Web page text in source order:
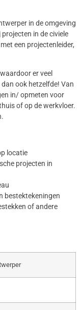
in de omgeving
in de civiele
een projectenleider,
er veel
ook hetzelfde! Van
in/ opmeten voor
of op de werkvloer.
locatie
projecten in
bestektekeningen
of andere